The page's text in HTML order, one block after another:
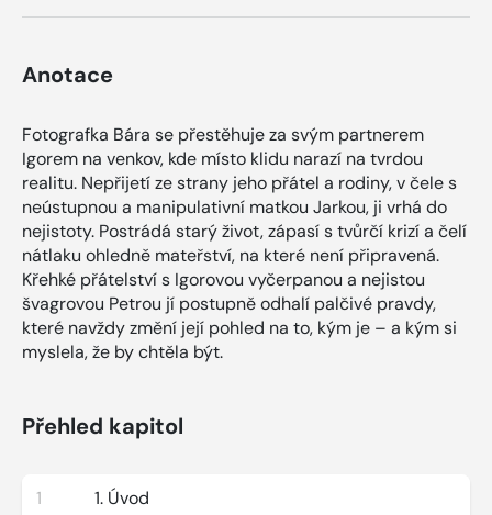
Anotace
Fotografka Bára se přestěhuje za svým partnerem
Igorem na venkov, kde místo klidu narazí na tvrdou
realitu. Nepřijetí ze strany jeho přátel a rodiny, v čele s
neústupnou a manipulativní matkou Jarkou, ji vrhá do
nejistoty. Postrádá starý život, zápasí s tvůrčí krizí a čelí
nátlaku ohledně mateřství, na které není připravená.
Křehké přátelství s Igorovou vyčerpanou a nejistou
švagrovou Petrou jí postupně odhalí palčivé pravdy,
které navždy změní její pohled na to, kým je – a kým si
myslela, že by chtěla být.
Přehled kapitol
1 1. Úvod